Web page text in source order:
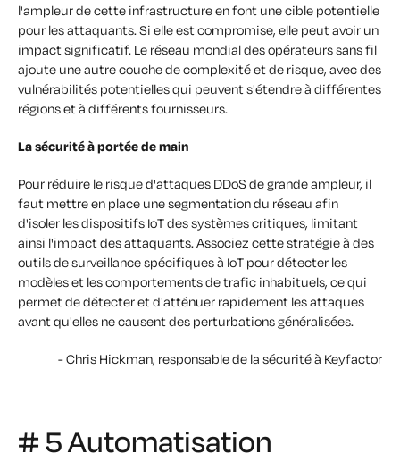
l'ampleur de cette infrastructure en font une cible potentielle
pour les attaquants. Si elle est compromise, elle peut avoir un
impact significatif. Le réseau mondial des opérateurs sans fil
ajoute une autre couche de complexité et de risque, avec des
vulnérabilités potentielles qui peuvent s'étendre à différentes
régions et à différents fournisseurs.
La sécurité à portée de main
Pour réduire le risque d'attaques DDoS de grande ampleur, il
faut mettre en place une segmentation du réseau afin
d'isoler les dispositifs IoT des systèmes critiques, limitant
ainsi l'impact des attaquants. Associez cette stratégie à des
outils de surveillance spécifiques à IoT pour détecter les
modèles et les comportements de trafic inhabituels, ce qui
permet de détecter et d'atténuer rapidement les attaques
avant qu'elles ne causent des perturbations généralisées.
-Chris Hickman, responsable de la sécurité à Keyfactor
# 5 Automatisation